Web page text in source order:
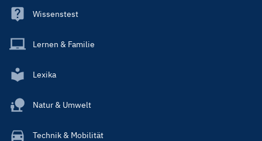
Wissenstest
Lernen & Familie
Lexika
Natur & Umwelt
Technik & Mobilität